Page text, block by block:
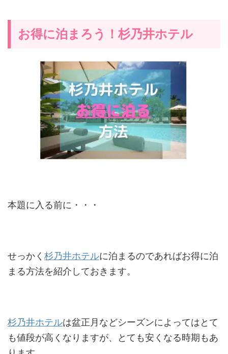
お得に泊まろう！杉乃井ホテル
本題に入る前に・・・
せっかく 杉乃井ホテルに泊まるのであればお得に泊
まる方法を紹介しておきます。
杉乃井ホテルは盆正月などシーズンによってはとて
も値段が高くなりますが、とても安くなる時期もあ